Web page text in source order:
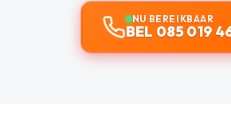
NU BEREIKBAAR
BEL 085 019